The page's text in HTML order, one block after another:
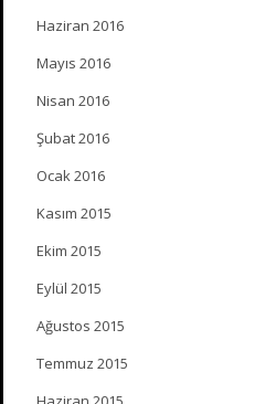
Haziran 2016
Mayıs 2016
Nisan 2016
Şubat 2016
Ocak 2016
Kasım 2015
Ekim 2015
Eylül 2015
Ağustos 2015
Temmuz 2015